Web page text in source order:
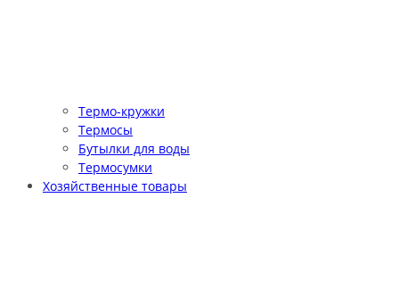
Термо-кружки
Термосы
Бутылки для воды
Термосумки
Хозяйственные товары